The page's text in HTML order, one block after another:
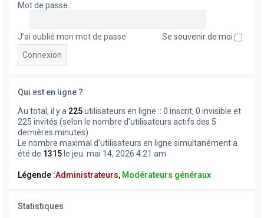
Mot de passe :
J’ai oublié mon mot de passe Se souvenir de moi
Qui est en ligne ?
Au total, il y a 225utilisateurs en ligne :: 0 inscrit, 0 invisible et
225 invités (selon le nombre d’utilisateurs actifs des 5
dernières minutes)
Le nombre maximal d’utilisateurs en ligne simultanément a
été de 1315 le jeu. mai 14, 2026 4:21 am
Légende :Administrateurs, Modérateurs généraux
Statistiques